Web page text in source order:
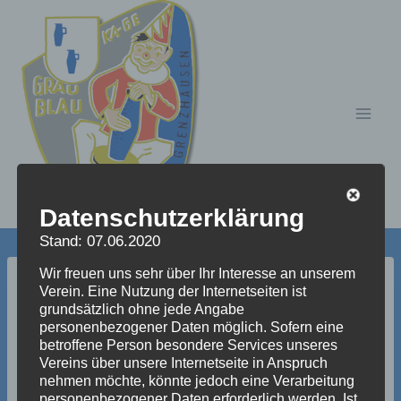
springen
TiDM2018 (27)
Datenschutzerklärung
Stand: 07.06.2020
Wir freuen uns sehr über Ihr Interesse an unserem
Verein. Eine Nutzung der Internetseiten ist
grundsätzlich ohne jede Angabe
personenbezogener Daten möglich. Sofern eine
betroffene Person besondere Services unseres
Vereins über unsere Internetseite in Anspruch
nehmen möchte, könnte jedoch eine Verarbeitung